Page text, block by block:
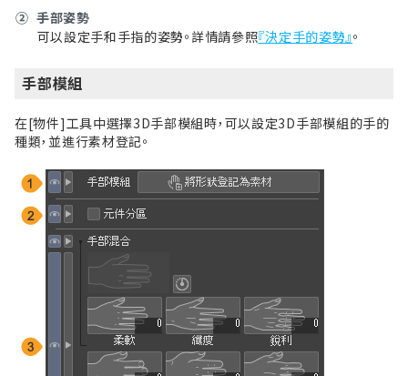
② 手部姿勢
可以設定手和手指的姿勢。詳情請參照『決定手的姿勢』。
手部模組
在[物件]工具中選擇3D手部模組時，可以設定3D手部模組的手的
種類，並進行素材登記。